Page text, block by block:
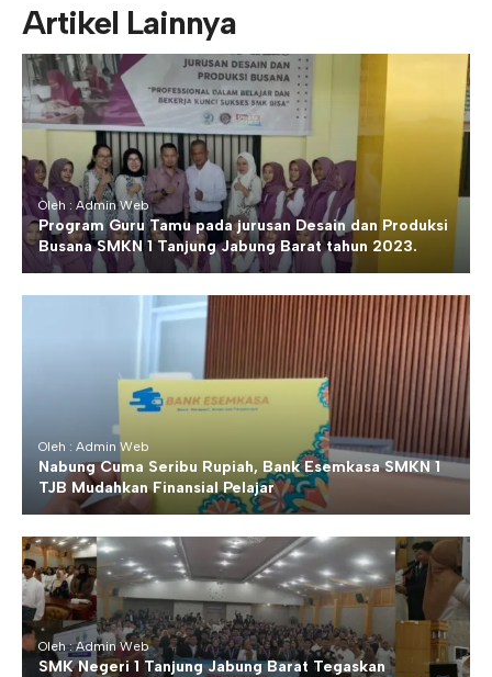
Artikel Lainnya
Oleh : Admin Web
Program Guru Tamu pada jurusan Desain dan Produksi
Busana SMKN 1 Tanjung Jabung Barat tahun 2023.
Oleh : Admin Web
Nabung Cuma Seribu Rupiah, Bank Esemkasa SMKN 1
TJB Mudahkan Finansial Pelajar
Oleh : Admin Web
SMK Negeri 1 Tanjung Jabung Barat Tegaskan